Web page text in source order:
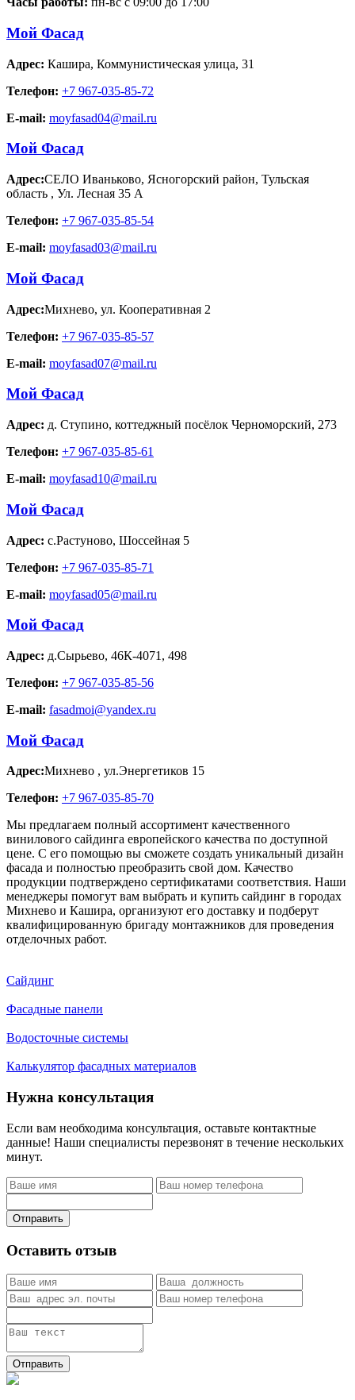
Мой Фасад
Адрес: Кашира, Коммунистическая улица, 31
Телефон: +7 967-035-85-72
E-mail: moyfasad04@mail.ru
Мой Фасад
Адрес:СЕЛО Иваньково, Ясногорский район, Тульская
область , Ул. Лесная 35 А
Телефон: +7 967-035-85-54
E-mail: moyfasad03@mail.ru
Мой Фасад
Адрес:Михнево, ул. Кооперативная 2
Телефон: +7 967-035-85-57
E-mail: moyfasad07@mail.ru
Мой Фасад
Адрес: д. Ступино, коттеджный посёлок Черноморский, 273
Телефон: +7 967-035-85-61
E-mail: moyfasad10@mail.ru
Мой Фасад
Адрес: с.Растуново, Шоссейная 5
Телефон: +7 967-035-85-71
E-mail: moyfasad05@mail.ru
Мой Фасад
Адрес: д.Сырьево, 46К-4071, 498
Телефон: +7 967-035-85-56
E-mail: fasadmoi@yandex.ru
Мой Фасад
Адрес:Михнево , ул.Энергетиков 15
Телефон: +7 967-035-85-70
Мы предлагаем полный ассортимент качественного
винилового сайдинга европейского качества по доступной
цене. С его помощью вы сможете создать уникальный дизайн
фасада и полностью преобразить свой дом. Качество
продукции подтверждено сертификатами соответствия. Наши
менеджеры помогут вам выбрать и купить сайдинг в городах
Михнево и Кашира, организуют его доставку и подберут
квалифицированную бригаду монтажников для проведения
отделочных работ.
Сайдинг
Фасадные панели
Водосточные системы
Калькулятор фасадных материалов
Нужна консультация
Если вам необходима консультация, оставьте контактные
данные! Наши специалисты перезвонят в течение нескольких
минут.
Отправить
Оставить отзыв
Отправить